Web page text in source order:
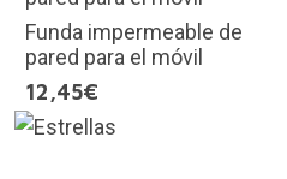
Funda impermeable de
pared para el móvil
12,45€